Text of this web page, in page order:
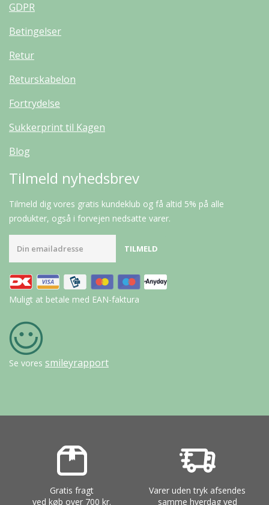
GDPR
Betingelser
Retur
Returskabelon
Fortrydelse
Sukkerprint til Kagen
Blog
Tilmeld nyhedsbrev
Tilmeld dig vores gratis kundeklub og få altid 5% på alle
produkter, også i forvejen nedsatte varer.
Muligt at betale med EAN-faktura
Se vores smileyrapport
Gratis fragt
ved køb over 700 kr.
Varer uden tryk afsendes
samme hverdag ved